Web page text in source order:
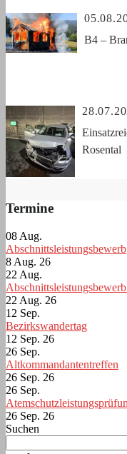
B4 –
Rosental
Termine
08 Aug.
Abschnittsleistungsbewerb
8 Aug. 26
22 Aug.
22 Aug. 26
12 Sep.
Bezirkswandertag
12 Sep. 26
26 Sep.
Altkommandantentreffen
26 Sep. 26
26 Sep.
26 Sep. 26
Suchen